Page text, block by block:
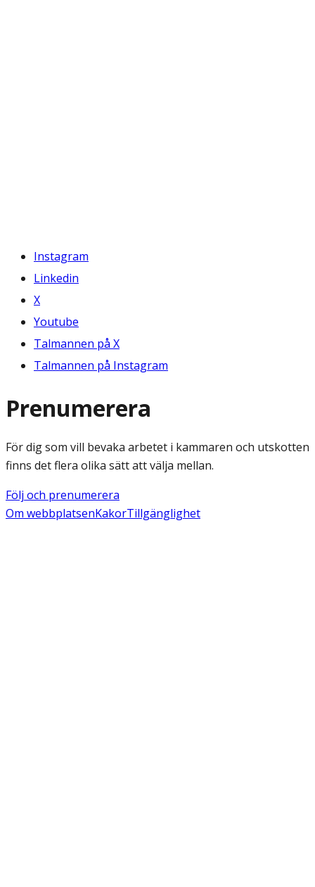
Instagram
Linkedin
X
Youtube
Talmannen på X
Talmannen på Instagram
Prenumerera
För dig som vill bevaka arbetet i kammaren och utskotten
finns det flera olika sätt att välja mellan.
Följ och prenumerera
Om webbplatsenKakorTillgänglighet